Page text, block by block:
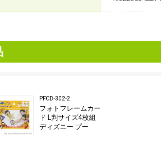
PFCD-302-2
フォトフレームカー
ド L判サイズ4枚組
ディズニー プー